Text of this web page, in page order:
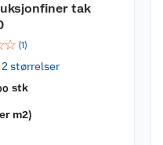
tak
☆ (1)
2 størrelser
stk
m2)